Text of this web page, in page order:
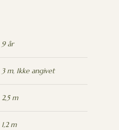
9 år
3 m, Ikke angivet
2,5 m
1,2 m